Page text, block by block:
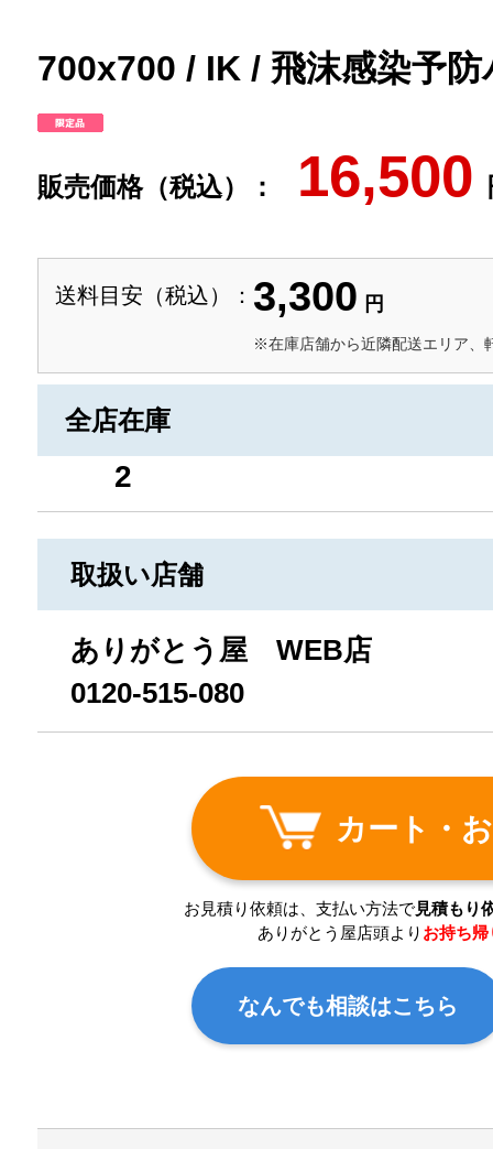
700x700 / IK / 飛沫感染予
販売価格（税込）： 16,500
送料目安（税込）： 3,300 円
※在庫店舗から近隣配送エリア、
全店在庫
2
取扱い店舗
ありがとう屋 WEB店
0120-515-080
カート・
お見積り依頼は、支払い方法で見積もり
ありがとう屋店頭より お持ち帰
なんでも相談はこちら